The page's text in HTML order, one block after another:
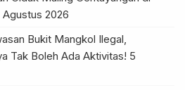
Agustus 2026
Bukit Mangkol Ilegal,
Tak Boleh Ada Aktivitas! 5